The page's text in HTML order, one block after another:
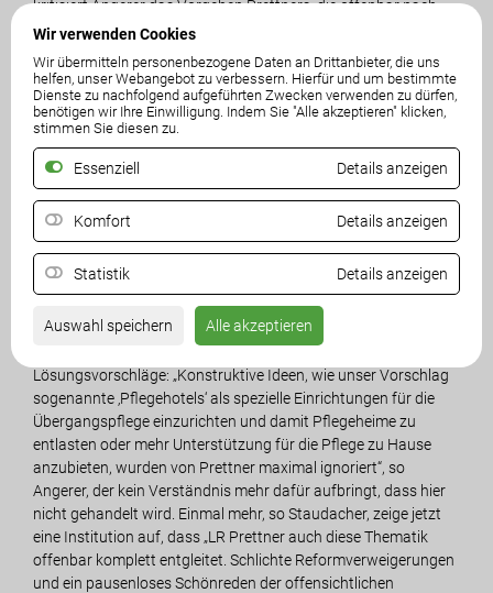
Wir verwenden Cookies
Wir übermitteln personenbezogene Daten an Drittanbieter, die uns
helfen, unser Webangebot zu verbessern. Hierfür und um bestimmte
Dienste zu nachfolgend aufgeführten Zwecken verwenden zu dürfen,
benötigen wir Ihre Einwilligung. Indem Sie "Alle akzeptieren" klicken,
stimmen Sie diesen zu.
Essenziell Details anzeigen
Komfort Details anzeigen
Statistik Details anzeigen
Auswahl speichern Alle akzeptieren
kritisiert Angerer das Vorgehen Prettners, die offenbar nach
der „Kopf-in-den-Sand-Mentalität“ agiert, anstatt den
endlich anzuerkennen.
Zu den Zusatzkosten sagt Staudacher: „Sämtliche Leistungen
der Pflegeheime sind grundsätzlich in den Heimverträgen
abgedeckt. Es obliegt der Landesrätin zu prüfen, dass keine
versteckten Kosten für Leistungen enthalten sind, da sie die
Aufsicht über die Pflegeheime hat. Diese Kontrollpflicht ist eine
wichtige und wesentliche Aufgabe, die ihr obliegt. Es kann nicht
sein, dass versteckte Kosten verrechnet und gesetzliche
Grundlagen nicht eingehalten werden. Das ist zu prüfen und
gegebenenfalls sofort abzustellen!“
Lösungsvorschläge: „Konstruktive Ideen, wie unser Vorschlag
sogenannte ‚Pflegehotels‘ als spezielle Einrichtungen für die
Übergangspflege einzurichten und damit Pflegeheime zu
entlasten oder mehr Unterstützung für die Pflege zu Hause
anzubieten, wurden von Prettner maximal ignoriert“, so
Angerer, der kein Verständnis mehr dafür aufbringt, dass hier
nicht gehandelt wird. Einmal mehr, so Staudacher, zeige jetzt
eine Institution auf, dass „LR Prettner auch diese Thematik
offenbar komplett entgleitet. Schlichte Reformverweigerungen
und ein pausenloses Schönreden der offensichtlichen